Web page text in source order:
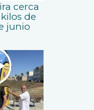
cerca
de
junio